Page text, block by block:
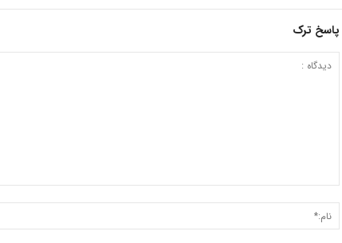
پاسخ ترک